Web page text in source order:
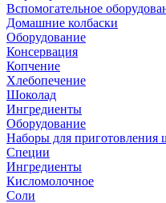
Вспомогательное
Домашние колбаски
Оборудование
Консервация
Копчение
Хлебопечение
Шоколад
Ингредиенты
Оборудование
Наборы для приготовления
Специи
Ингредиенты
Кисломолочное
Соли